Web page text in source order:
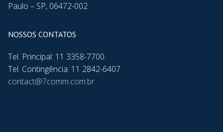
Paulo – SP, 06472-002
NOSSOS CONTATOS
Tel. Principal: 11 3358-7700
Tel. Contingência: 11 2842-6407
contact@7comm.com.br